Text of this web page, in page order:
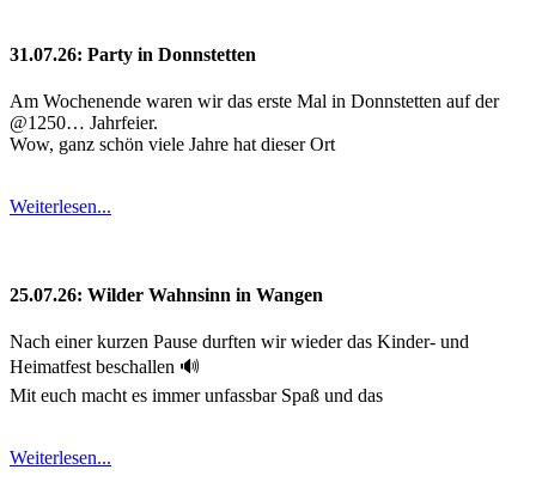
31.07.26: Party in Donnstetten
Am Wochenende waren wir das erste Mal in Donnstetten auf der
@1250… Jahrfeier.
Wow, ganz schön viele Jahre hat dieser Ort
Weiterlesen...
25.07.26: Wilder Wahnsinn in Wangen
Nach einer kurzen Pause durften wir wieder das Kinder- und
Heimatfest beschallen 🔊
Mit euch macht es immer unfassbar Spaß und das
Weiterlesen...